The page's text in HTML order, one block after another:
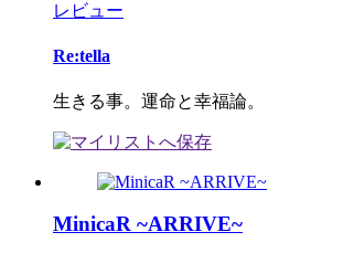
レビュー
Re:tella
生きる事。運命と幸福論。
MinicaR ~ARRIVE~